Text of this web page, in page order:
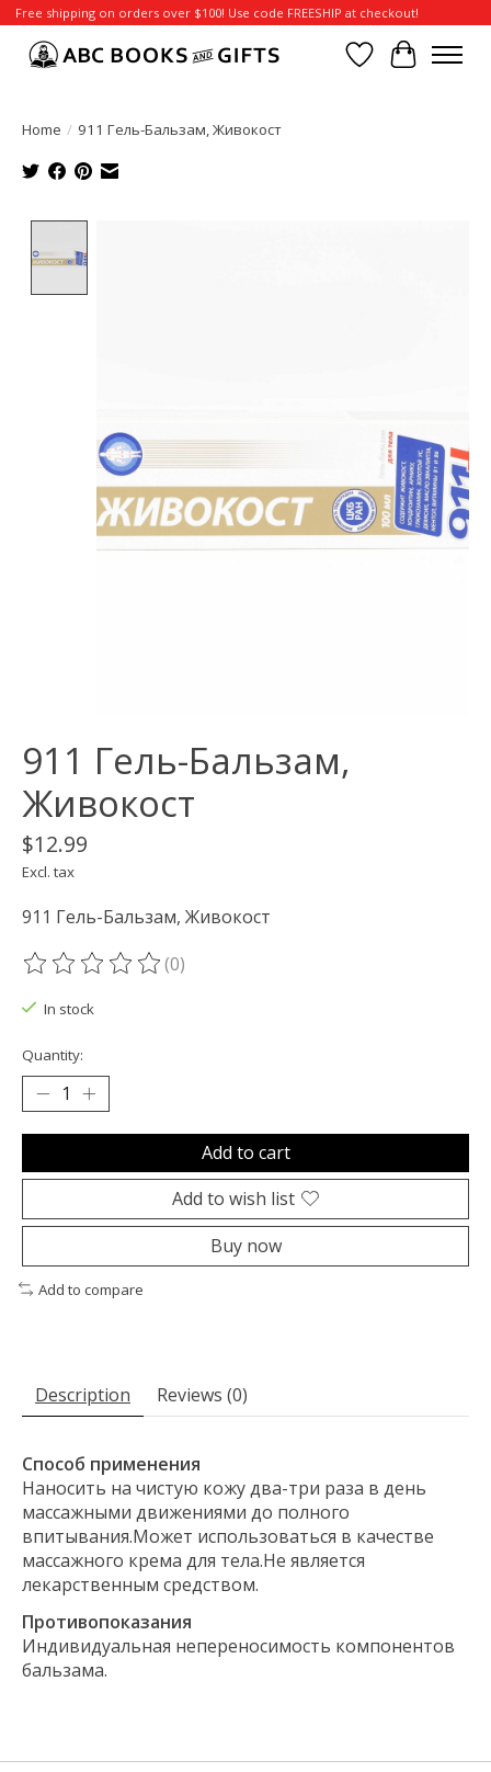
Free shipping on orders over $100! Use code FREESHIP at checkout!
Wish List
Cart
Home / 911 Гель-Бальзам, Живокост
911 Гель-Бальзам,
Живокост
$12.99
Excl. tax
911 Гель-Бальзам, Живокост
The rating of this product is
(0)
In stock
Quantity:
Add to cart
Add to wish list
Buy now
Add to compare
Description Reviews (0)
Способ применения
Наносить на чистую кожу два-три раза в день
массажными движениями до полного
впитывания.Может использоваться в качестве
массажного крема для тела.Не является
лекарственным средством.
Противопоказания
Индивидуальная непереносимость компонентов
бальзама.